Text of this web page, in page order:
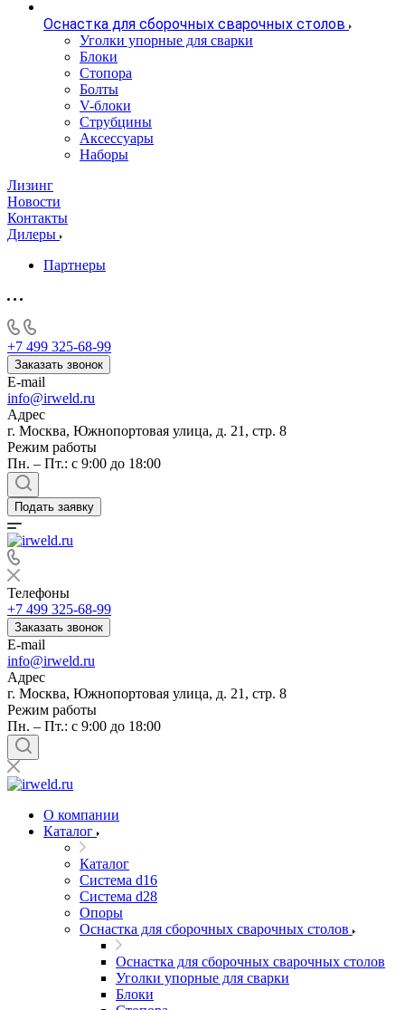
Оснастка для сборочных сварочных столов
Уголки упорные для сварки
Блоки
Стопора
Болты
V-блоки
Струбцины
Аксессуары
Наборы
Лизинг
Новости
Контакты
Дилеры
Партнеры
+7 499 325-68-99
Заказать звонок
E-mail
info@irweld.ru
Адрес
г. Москва, Южнопортовая улица, д. 21, стр. 8
Режим работы
Пн. – Пт.: с 9:00 до 18:00
Подать заявку
Телефоны
+7 499 325-68-99
Заказать звонок
E-mail
info@irweld.ru
Адрес
г. Москва, Южнопортовая улица, д. 21, стр. 8
Режим работы
Пн. – Пт.: с 9:00 до 18:00
О компании
Каталог
Каталог
Система d16
Система d28
Опоры
Оснастка для сборочных сварочных столов
Оснастка для сборочных сварочных столов
Уголки упорные для сварки
Блоки